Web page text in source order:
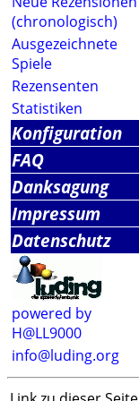
(chronologisch)
Ausgezeichnete
Spiele
Rezensenten
Statistiken
Konfiguration
FAQ
Danksagung
Impressum
Datenschutz
powered by
H@LL9000
info@luding.org